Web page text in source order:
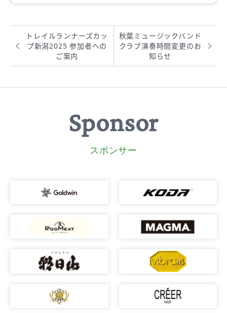
トレイルランナーズカッ
プ新潟2025 参加者への
ご案内
秋葉ミュージックバンド
クラブ演奏時間変更のお
知らせ
Sponsor
スポンサー